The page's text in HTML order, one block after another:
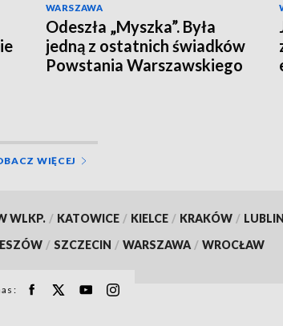
WARSZAWA
Odeszła „Myszka”. Była
jedną z ostatnich świadków
Powstania Warszawskiego
WIĘCEJ
WLKP. / KATOWICE / KIELCE / KRAKÓW / LUBLIN
/ SZCZECIN / WARSZAWA / WROCŁAW